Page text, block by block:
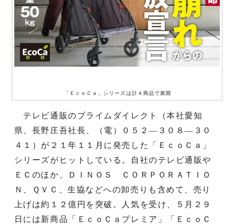
「ＥｃｏＣａ」シリーズは計４商品で展開
テレビ通販のプライムダイレクト（本社愛知
県、長野庄吾社長、（電）０５２―３０８―３０
４１）が２１年１１月に発売した「ＥｃｏＣａ」
シリーズがヒットしている。自社のテレビ通販や
ＥＣのほか、ＤＩＮＯＳ ＣＯＲＰＯＲＡＴＩＯ
Ｎ、ＱＶＣ、生協などへの卸売りも含めて、売り
上げは約１２億円を突破。人気を受け、５月２９
日には新商品「ＥｃｏＣａプレミア」「ＥｃｏＣ